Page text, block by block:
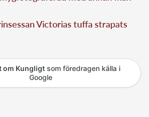
Victorias tuffa strapats
om Kungligtsom föredragen källa i
Google